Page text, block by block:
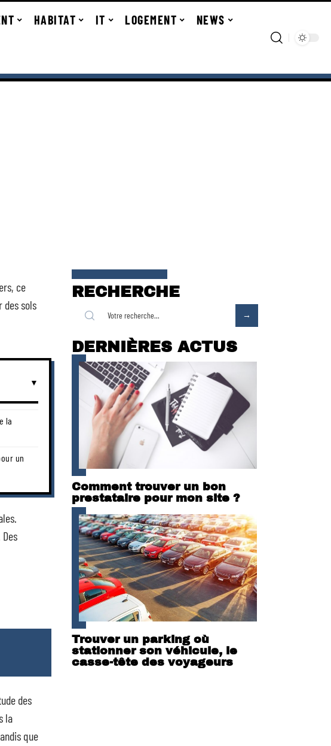
HABITAT IT LOGEMENT NEWS
ce
des sols
la
un
des
la
que
RECHERCHE
DERNIÈRES ACTUS
Comment trouver un bon
prestataire pour mon site ?
Trouver un parking où
stationner son véhicule, le
casse-tête des voyageurs